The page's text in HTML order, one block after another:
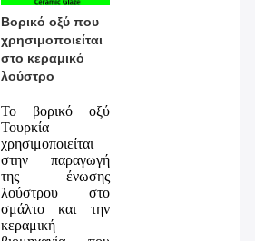
Βορικό οξύ που
χρησιμοποιείται
στο κεραμικό
λούστρο
Το βορικό οξύ
Τουρκία
χρησιμοποιείται
στην παραγωγή
της ένωσης
λούστρου στο
σμάλτο και την
κεραμική